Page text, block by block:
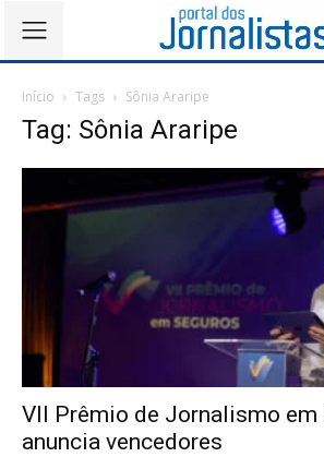
Início Tags Sônia Araripe
Tag: Sônia Araripe
VII Prêmio de Jornalismo em
anuncia vencedores